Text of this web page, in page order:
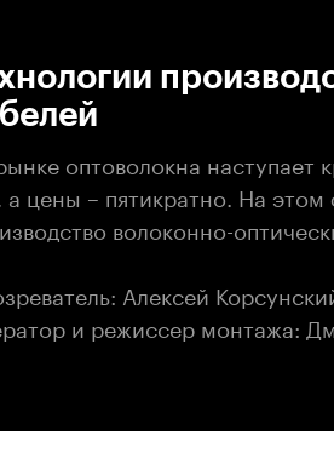
оптоволокна наступает
а цены – пятикратно. На
волоконно-
Алексей
и режиссер монтажа: